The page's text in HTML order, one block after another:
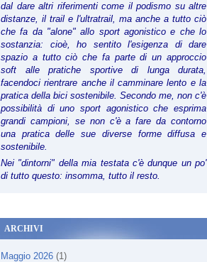
dal dare altri riferimenti come il podismo su altre
distanze, il trail e l'ultratrail, ma anche a tutto ciò
che fa da "alone" allo sport agonistico e che lo
sostanzia: cioè, ho sentito l'esigenza di dare
spazio a tutto ciò che fa parte di un approccio
soft alle pratiche sportive di lunga durata,
facendoci rientrare anche il camminare lento e la
pratica della bici sostenibile. Secondo me, non c'è
possibilità di uno sport agonistico che esprima
grandi campioni, se non c'è a fare da contorno
una pratica delle sue diverse forme diffusa e
sostenibile.
Nei "dintorni" della mia testata c'è dunque un po'
di tutto questo: insomma, tutto il resto.
ARCHIVI
Maggio 2026 (1)